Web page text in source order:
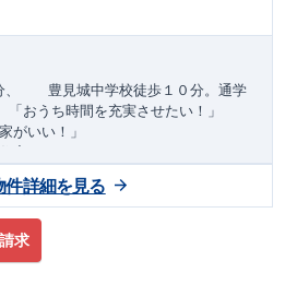
、 豊見城中学校徒歩１０分。通学
「おうち時間を充実させたい！」
がいい！」
宅もありかも！」
（火・水曜日定休日、年末年始休み）
ん！全棟標準搭載
洗器・宅配ボックス・玄関電子キー・
求
件詳細を見る